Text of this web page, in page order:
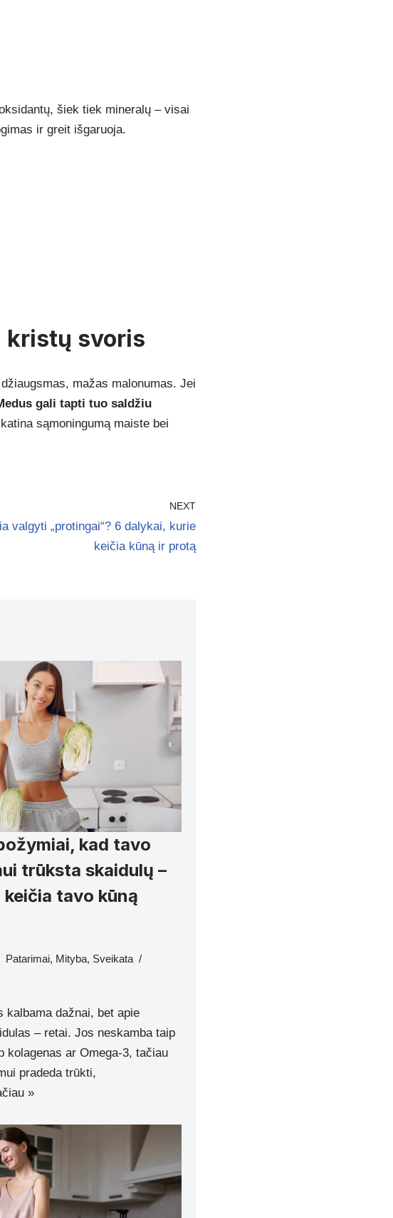
šiek tiek mineralų – visai
ir greit išgaruoja.
kristų svoris
mažas malonumas. Jei
gali tapti tuo saldžiu
sąmoningumą maiste bei
NEXT
valgyti „protingai“? 6 dalykai, kurie
keičia kūną ir protą
kad tavo
trūksta skaidulų –
tavo kūną
Patarimai, Mityba, Sveikata
kalbama dažnai, bet apie
– retai. Jos neskamba taip
kolagenas ar Omega-3, tačiau
pradeda trūkti,
»